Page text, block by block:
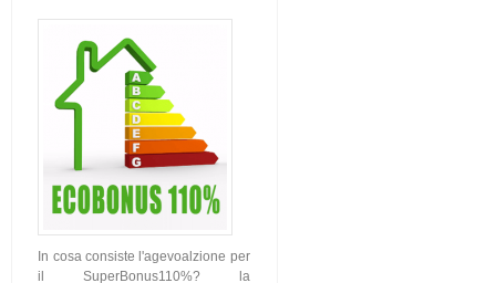
In cosa consiste l'agevoalzione per
il SuperBonus110%? la